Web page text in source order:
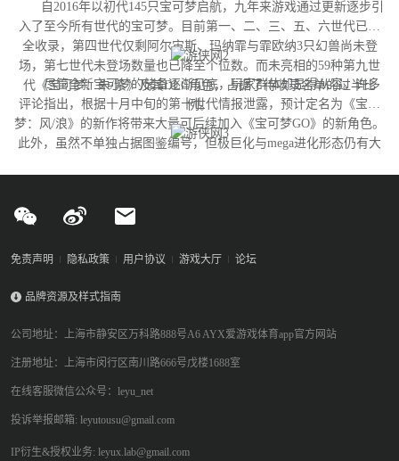
自2016年以初代145只宝可梦启航，九年来游戏通过更新逐步引
入了至今所有世代的宝可梦。目前第一、二、三、五、六世代已完
全收录，第四世代仅剩阿尔宙斯、玛纳霏与霏欧纳3只幻兽尚未登
场，第七世代未登场数量也已降至个位数。而未亮相的59种第九世
代《宝可梦：朱/紫》及其DLC角色，占据了待收录名单的过半比
例。
尽管全新宝可梦的储备逐渐见底，玩家群体却显得从容。许多
评论指出，根据十月中旬的第十世代情报泄露，预计定名为《宝可
梦：风/浪》的新作将带来大量可后续加入《宝可梦GO》的新角色。
此外，虽然不单独占据图鉴编号，但极巨化与mega进化形态仍有大
免责声明 隐私政策 用户协议 游戏大厅 论坛
品牌资源及样式指南
公司地址：上海市静安区万科路888号A6 AYX爱游戏体育app官方网站
注册地址：上海市闵行区南川路666号戊楼1688室
在线客服微信公众号：leyu_net
投诉举报邮箱: leyutousu@gmail.com
IP衍生&授权业务: leyux.lab@gmail.com